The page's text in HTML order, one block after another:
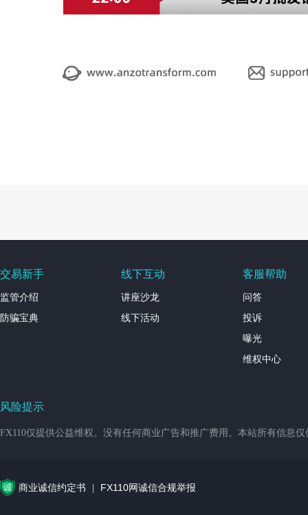
交易新手
监管介绍
防骗宝典
线下互动
讲座沙龙
线下活动
客服帮助
问答
投诉
曝光
维权中心
风险提示
FX110仅提供公益维权。没有任何商业广告和推广费用。本站所有信息
商业诚信约定书 FX110网诚信合规举报